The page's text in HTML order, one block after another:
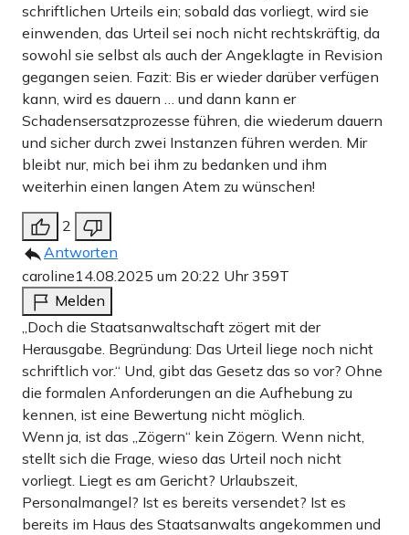
schriftlichen Urteils ein; sobald das vorliegt, wird sie
einwenden, das Urteil sei noch nicht rechtskräftig, da
sowohl sie selbst als auch der Angeklagte in Revision
gegangen seien. Fazit: Bis er wieder darüber verfügen
kann, wird es dauern … und dann kann er
Schadensersatzprozesse führen, die wiederum dauern
und sicher durch zwei Instanzen führen werden. Mir
bleibt nur, mich bei ihm zu bedanken und ihm
weiterhin einen langen Atem zu wünschen!
2
Antworten
caroline14.08.2025 um 20:22 Uhr359T
Melden
„Doch die Staatsanwaltschaft zögert mit der
Herausgabe. Begründung: Das Urteil liege noch nicht
schriftlich vor.“ Und, gibt das Gesetz das so vor? Ohne
die formalen Anforderungen an die Aufhebung zu
kennen, ist eine Bewertung nicht möglich.
Wenn ja, ist das „Zögern“ kein Zögern. Wenn nicht,
stellt sich die Frage, wieso das Urteil noch nicht
vorliegt. Liegt es am Gericht? Urlaubszeit,
Personalmangel? Ist es bereits versendet? Ist es
bereits im Haus des Staatsanwalts angekommen und